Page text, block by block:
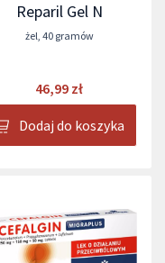
Reparil Gel N
żel, 40 gramów
46,99 zł
Dodaj do koszyka